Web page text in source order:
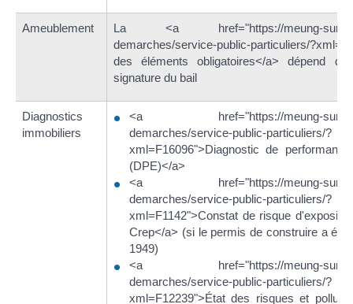
Ameublement
La <a href="https://meung-sur-
demarches/service-public-particuliers/
des éléments obligatoires</a> dépend
signature du bail
Diagnostics
immobiliers
<a href="https://meung-sur-
demarches/service-public-particuliers/?
xml=F16096">Diagnostic de
(DPE)</a>
<a href="https://meung-sur-
demarches/service-public-particuliers/?
xml=F1142">Constat de risque
Crep</a> (si le permis de construire a été
1949)
<a href="https://meung-sur-
demarches/service-public-particuliers/?
xml=F12239">État des risques et